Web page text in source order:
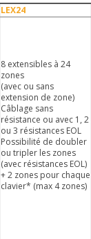
LEX24
8 extensibles à 24
zones
(avec ou sans
extension de zone)
Câblage sans
résistance ou avec 1, 2
ou 3 résistances EOL
Possibilité de doubler
ou tripler les zones
(avec résistances EOL)
+ 2 zones pour chaque
clavier* (max 4 zones)